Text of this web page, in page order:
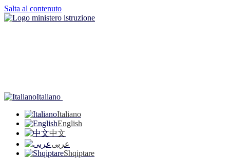
Salta al contenuto
Italiano
Italiano
English
中文
عربى
Shqiptare